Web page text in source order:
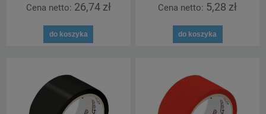
Cena netto: 26,74 zł
do koszyka
Cena netto: 5,28 zł
do koszyka